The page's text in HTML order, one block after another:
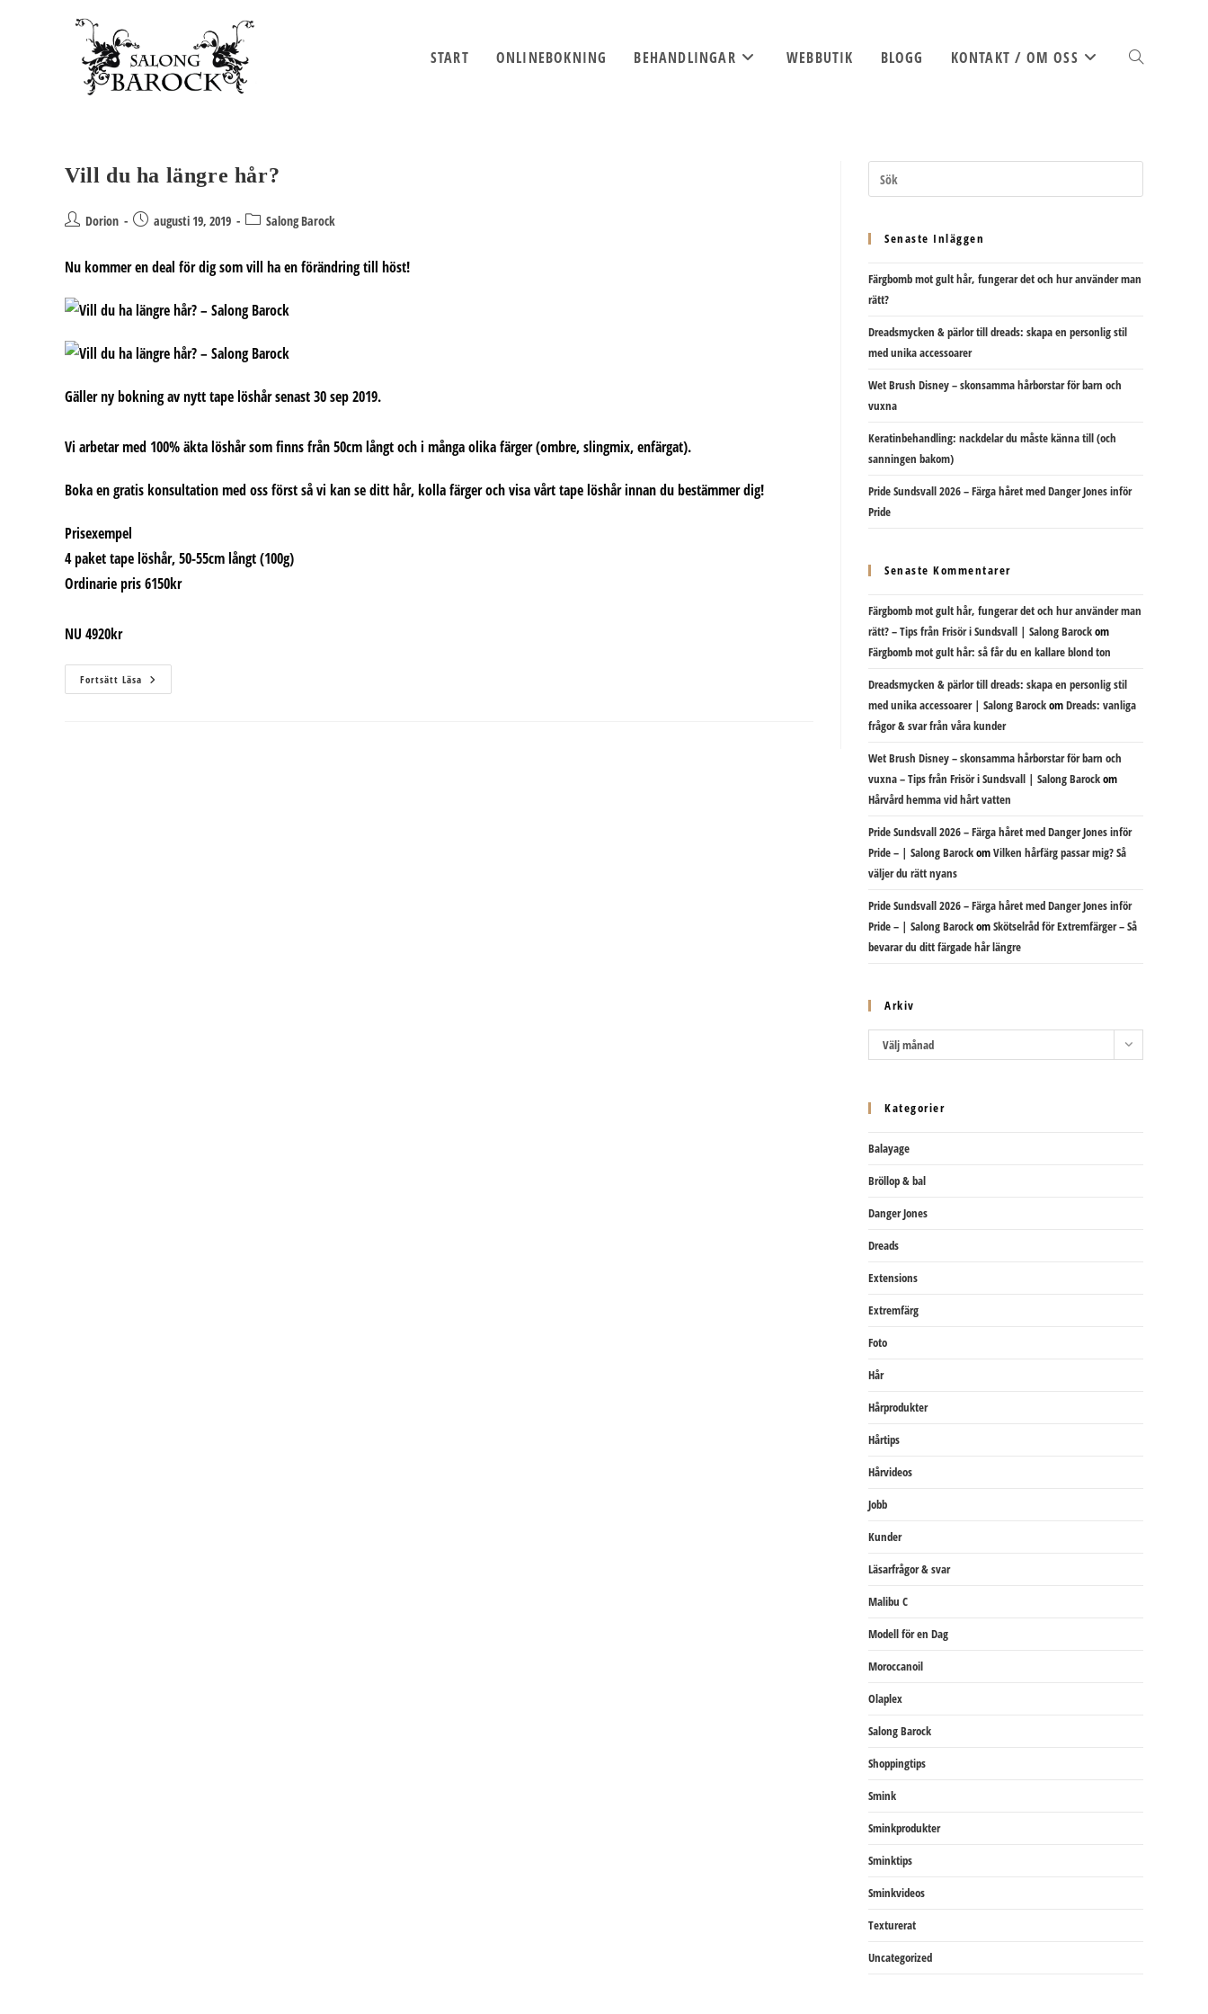
START ONLINEBOKNING BEHANDLINGAR WEBBUTIK BLOGG KONTAKT / OM OSS SLÅ
Vill du ha längre hår?
Inläggsförfattare:
Dorion
Inläggetaugusti 19, 2019 Inläggskategori:
Salong Barock
Nu kommer en deal för dig som vill ha en förändring till höst!
Gäller ny bokning av nytt tape löshår senast 30 sep 2019.
Vi arbetar med 100% äkta löshår som finns från 50cm långt och i många olika färger (ombre, slingmix, enfärgat).
Boka en gratis konsultation med oss först så vi kan se ditt hår, kolla färger och visa vårt tape löshår innan du bestämmer dig!
Prisexempel
4 paket tape löshår, 50-55cm långt (100g)
Ordinarie pris 6150kr
NU 4920kr
Fortsätt Läsa Vill
Du
Senaste Inläggen
Färgbomb mot gult hår, fungerar det och hur använder man
rätt?
Dreadsmycken & pärlor till dreads: skapa en personlig stil
med unika accessoarer
Wet Brush Disney – skonsamma hårborstar för barn och
vuxna
Keratinbehandling: nackdelar du måste känna till (och
sanningen bakom)
Pride Sundsvall 2026 – Färga håret med Danger Jones inför
Pride
Senaste Kommentarer
Färgbomb mot gult hår, fungerar det och hur använder man
rätt? – Tips från Frisör i Sundsvall | Salong Barockom
Färgbomb mot gult hår: så får du en kallare blond ton
Dreadsmycken & pärlor till dreads: skapa en personlig stil
med unika accessoarer | Salong BarockomDreads: vanliga
frågor & svar från våra kunder
Wet Brush Disney – skonsamma hårborstar för barn och
vuxna – Tips från Frisör i Sundsvall | Salong Barockom
Hårvård hemma vid hårt vatten
Pride Sundsvall 2026 – Färga håret med Danger Jones inför
Pride – | Salong BarockomVilken hårfärg passar mig? Så
väljer du rätt nyans
Pride Sundsvall 2026 – Färga håret med Danger Jones inför
Pride – | Salong BarockomSkötselråd för Extremfärger – Så
bevarar du ditt färgade hår längre
Arkiv
ArkivVälj månad
Kategorier
Balayage
Bröllop & bal
Danger Jones
Dreads
Extensions
Extremfärg
Foto
Hår
Hårprodukter
Hårtips
Hårvideos
Jobb
Kunder
Läsarfrågor & svar
Malibu C
Modell för en Dag
Moroccanoil
Olaplex
Salong Barock
Shoppingtips
Smink
Sminkprodukter
Sminktips
Sminkvideos
Texturerat
Uncategorized